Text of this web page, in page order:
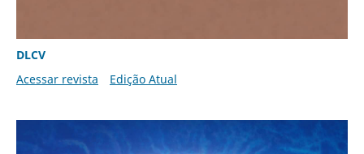
DLCV
Acessar revista
Edição Atual